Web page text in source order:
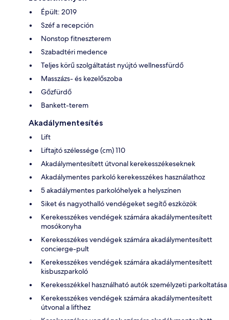
Épült: 2019
Széf a recepción
Nonstop fitneszterem
Szabadtéri medence
Teljes körű szolgáltatást nyújtó wellnessfürdő
Masszázs- és kezelőszoba
Gőzfürdő
Bankett-terem
Akadálymentesítés
Lift
Liftajtó szélessége (cm) 110
Akadálymentesített útvonal kerekesszékeseknek
Akadálymentes parkoló kerekesszékes használathoz
5 akadálymentes parkolóhelyek a helyszínen
Siket és nagyothalló vendégeket segítő eszközök
Kerekesszékes vendégek számára akadálymentesített
mosókonyha
Kerekesszékes vendégek számára akadálymentesített
concierge-pult
Kerekesszékes vendégek számára akadálymentesített
kisbuszparkoló
Kerekesszékkel használható autók személyzeti parkoltatása
Kerekesszékes vendégek számára akadálymentesített
útvonal a lifthez